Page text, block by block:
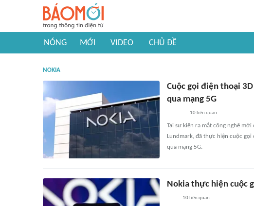
NÓNG MỚI VIDEO CHỦ ĐỀ
NOKIA
Cuộc gọi điện thoại
qua mạng 5G
10liên quan
Tại sự kiện ra mắt công nghệ mới
Lundmark, đã thực hiện cuộc
qua mạng 5G.
Nokia thực hiện cuộc
10liên quan